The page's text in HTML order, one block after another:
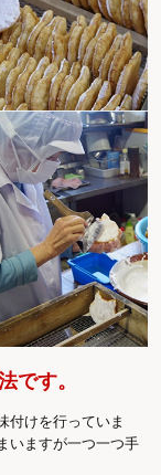
です。
付けを行っていま
いますが一つ一つ手